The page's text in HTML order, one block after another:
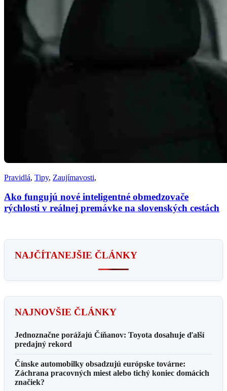
Pravidlá, Tipy, Zaujímavosti,
Ako fungujú nové inteligentné obmedzovače
rýchlosti v reálnej premávke na slovenských cestách
NAJČÍTANEJŠIE ČLÁNKY
NAJNOVŠIE ČLÁNKY
Jednoznačne porážajú Číňanov: Toyota dosahuje ďalší
predajný rekord
Čínske automobilky obsadzujú európske továrne:
Záchrana pracovných miest alebo tichý koniec domácich
značiek?